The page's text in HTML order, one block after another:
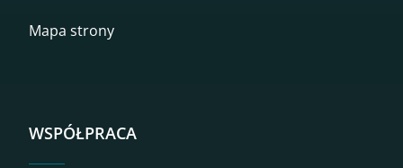
Mapa strony
WSPÓŁPRACA